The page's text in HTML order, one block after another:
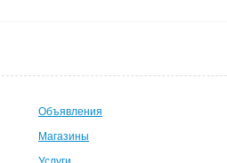
Объявления
Магазины
Услуги